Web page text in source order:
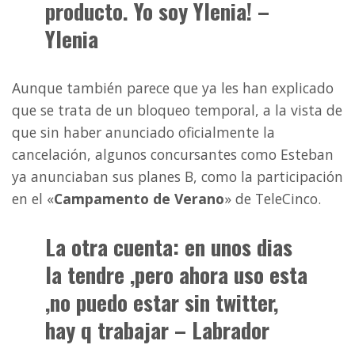
producto. Yo soy Ylenia! –
Ylenia
Aunque también parece que ya les han explicado
que se trata de un bloqueo temporal, a la vista de
que sin haber anunciado oficialmente la
cancelación, algunos concursantes como Esteban
ya anunciaban sus planes B, como la participación
en el «Campamento de Verano» de TeleCinco.
La otra cuenta: en unos dias
la tendre ,pero ahora uso esta
,no puedo estar sin twitter,
hay q trabajar– Labrador